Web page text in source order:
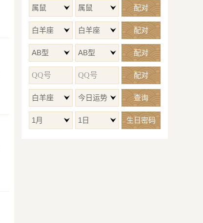
属鼠 属鼠 配对
白羊座 白羊座 配对
AB型 AB型 配对
配对
白羊座 今日运势 查询
1月 1日 生日密码